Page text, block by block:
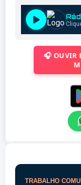
🎧 OUVIR
TRABALHO